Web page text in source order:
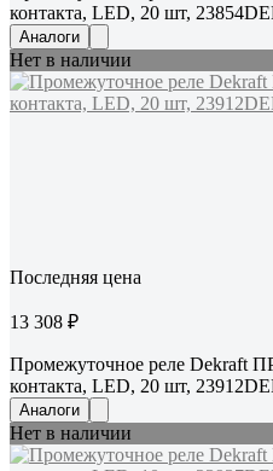
контакта, LED, 20 шт,
Аналоги
Нет в наличии
Последняя цена
13 308 ₽
Промежуточное реле Dekraft
контакта, LED, 20 шт,
Аналоги
Нет в наличии